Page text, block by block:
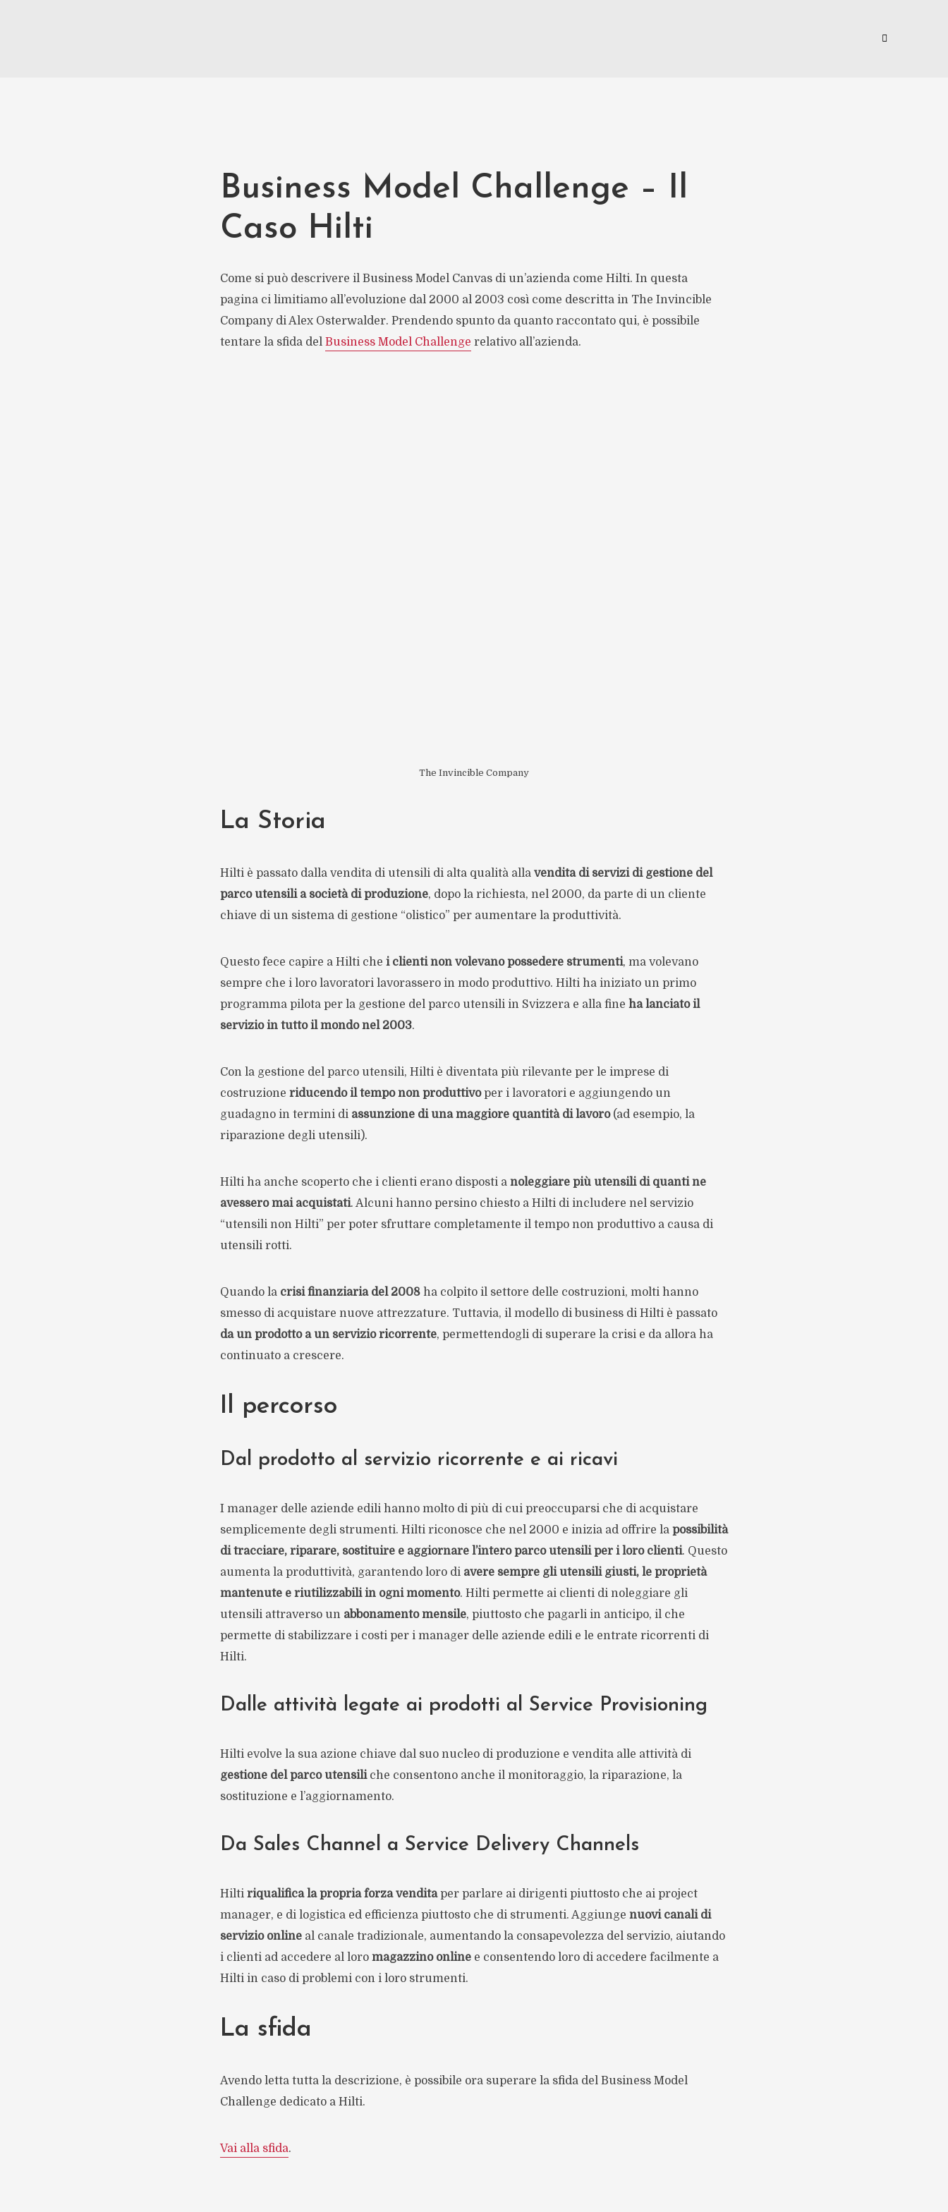
Business Model Challenge – Il
Caso Hilti
Come si può descrivere il Business Model Canvas di un’azienda come Hilti. In questa
pagina ci limitiamo all’evoluzione dal 2000 al 2003 così come descritta in The Invincible
Company di Alex Osterwalder. Prendendo spunto da quanto raccontato qui, è possibile
tentare la sfida del Business Model Challenge relativo all’azienda.
The Invincible Company
La Storia
Hilti è passato dalla vendita di utensili di alta qualità alla vendita di servizi di gestione del
parco utensili a società di produzione, dopo la richiesta, nel 2000, da parte di un cliente
chiave di un sistema di gestione “olistico” per aumentare la produttività.
Questo fece capire a Hilti che i clienti non volevano possedere strumenti, ma volevano
sempre che i loro lavoratori lavorassero in modo produttivo. Hilti ha iniziato un primo
programma pilota per la gestione del parco utensili in Svizzera e alla fine ha lanciato il
servizio in tutto il mondo nel 2003.
Con la gestione del parco utensili, Hilti è diventata più rilevante per le imprese di
costruzione riducendo il tempo non produttivoper i lavoratori e aggiungendo un
guadagno in termini di assunzione di una maggiore quantità di lavoro(ad esempio, la
riparazione degli utensili).
Hilti ha anche scoperto che i clienti erano disposti a noleggiare più utensili di quanti ne
avessero mai acquistati. Alcuni hanno persino chiesto a Hilti di includere nel servizio
“utensili non Hilti” per poter sfruttare completamente il tempo non produttivo a causa di
utensili rotti.
Quando la crisi finanziaria del 2008 ha colpito il settore delle costruzioni, molti hanno
smesso di acquistare nuove attrezzature. Tuttavia, il modello di business di Hilti è passato
da un prodotto a un servizio ricorrente, permettendogli di superare la crisi e da allora ha
continuato a crescere.
Il percorso
Dal prodotto al servizio ricorrente e ai ricavi
I manager delle aziende edili hanno molto di più di cui preoccuparsi che di acquistare
semplicemente degli strumenti. Hilti riconosce che nel 2000 e inizia ad offrire la possibilità
di tracciare, riparare, sostituire e aggiornare l’intero parco utensili per i loro clienti. Questo
aumenta la produttività, garantendo loro di avere sempre gli utensili giusti, le proprietà
mantenute e riutilizzabili in ogni momento. Hilti permette ai clienti di noleggiare gli
utensili attraverso un abbonamento mensile, piuttosto che pagarli in anticipo, il che
permette di stabilizzare i costi per i manager delle aziende edili e le entrate ricorrenti di
Hilti.
Dalle attività legate ai prodotti al Service Provisioning
Hilti evolve la sua azione chiave dal suo nucleo di produzione e vendita alle attività di
gestione del parco utensiliche consentono anche il monitoraggio, la riparazione, la
sostituzione e l’aggiornamento.
Da Sales Channel a Service Delivery Channels
Hilti riqualifica la propria forza venditaper parlare ai dirigenti piuttosto che ai project
manager, e di logistica ed efficienza piuttosto che di strumenti. Aggiunge nuovi canali di
servizio online al canale tradizionale, aumentando la consapevolezza del servizio, aiutando
i clienti ad accedere al loro magazzino online e consentendo loro di accedere facilmente a
Hilti in caso di problemi con i loro strumenti.
La sfida
Avendo letta tutta la descrizione, è possibile ora superare la sfida del Business Model
Challenge dedicato a Hilti.
Vai alla sfida.